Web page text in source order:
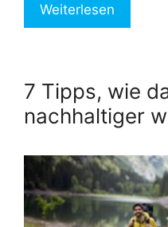
Weiterlesen
7 Tipps, wie
nachhaltiger